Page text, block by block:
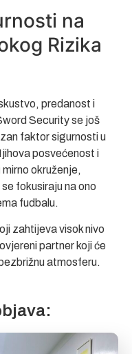
na
Rizika
predanost i
Security se još
faktor sigurnosti u
posvećenost i
okruženje,
fokusiraju na ono
fudbalu.
zahtijeva visok nivo
partner koji će
atmosferu.